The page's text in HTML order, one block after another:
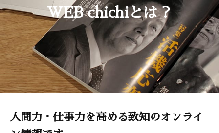
WEB chichiとは？
人間力・仕事力を高める致知のオンライ